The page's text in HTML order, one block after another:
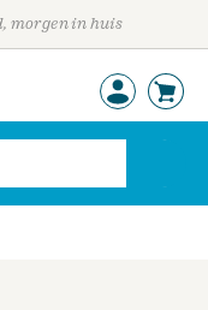
morgen in huis